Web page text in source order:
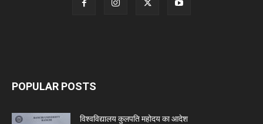
POPULAR POSTS
विश्वविद्यालय कुलपति महोदय का आदेश